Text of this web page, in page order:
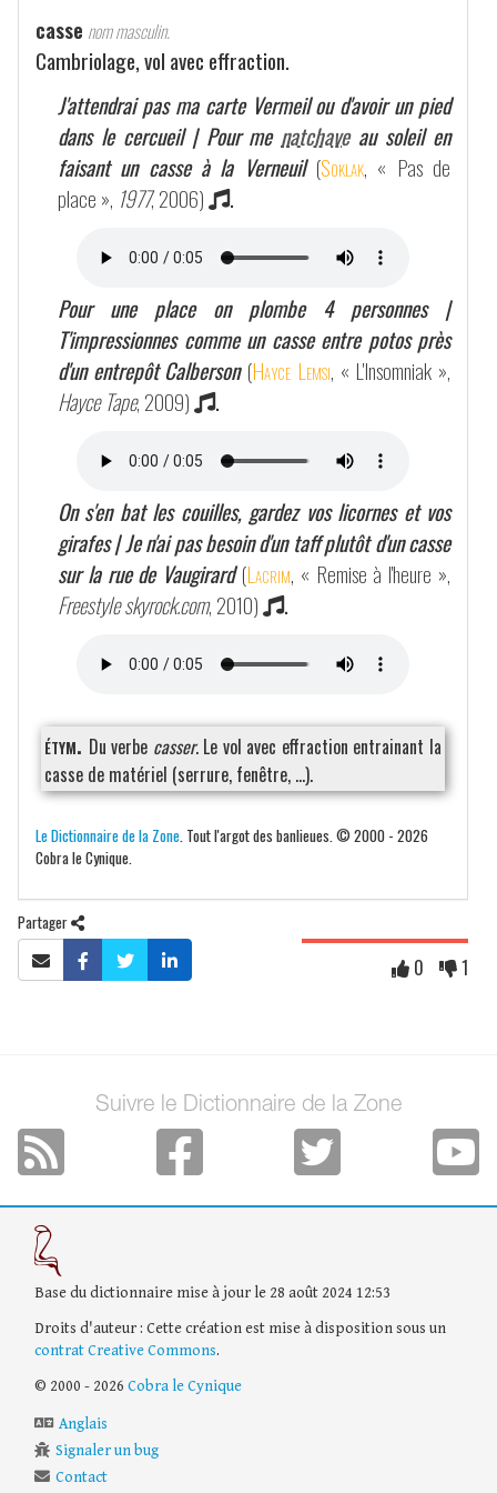
casse nom masculin.
Cambriolage, vol avec effraction.
J'attendrai pas ma carte Vermeil ou d'avoir un pied
dans le cercueil | Pour me natchaveau soleil en
faisant un casse à la Verneuil (Soklak, « Pas de
place », 1977, 2006) .
Pour une place on plombe 4 personnes |
T'impressionnes comme un casse entre potos près
d'un entrepôt Calberson (Hayce Lemsi, « L'Insomniak »,
Hayce Tape, 2009) .
On s'en bat les couilles, gardez vos licornes et vos
girafes | Je n'ai pas besoin d'un taff plutôt d'un casse
sur la rue de Vaugirard (Lacrim, « Remise à l'heure »,
Freestyle skyrock.com, 2010) .
étym. Du verbe casser. Le vol avec effraction entrainant la
casse de matériel (serrure, fenêtre, …).
Le Dictionnaire de la Zone . Tout l'argot des banlieues. © 2000 - 2026
Cobra le Cynique.
Partager
0 1
Suivre le Dictionnaire de la Zone
Base du dictionnaire mise à jour le 28 août 2024 12:53
Droits d'auteur : Cette création est mise à disposition sous un
contrat Creative Commons.
© 2000 - 2026 Cobra le Cynique
Anglais
Signaler un bug
Contact